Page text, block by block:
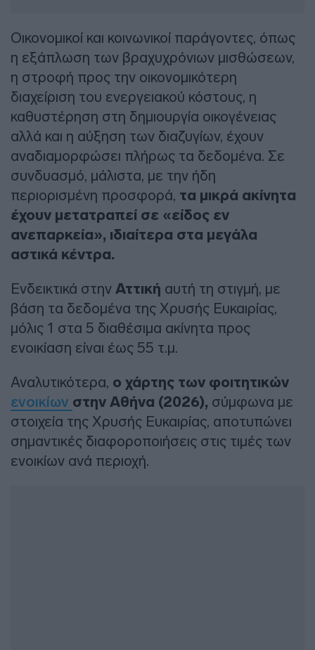
Οικονομικοί και κοινωνικοί παράγοντες, όπως
η εξάπλωση των βραχυχρόνιων μισθώσεων,
η στροφή προς την οικονομικότερη
διαχείριση του ενεργειακού κόστους, η
καθυστέρηση στη δημιουργία οικογένειας
αλλά και η αύξηση των διαζυγίων, έχουν
αναδιαμορφώσει πλήρως τα δεδομένα. Σε
συνδυασμό, μάλιστα, με την ήδη
περιορισμένη προσφορά, τα μικρά ακίνητα
έχουν μετατραπεί σε «είδος εν
ανεπαρκεία», ιδιαίτερα στα μεγάλα
αστικά κέντρα.
Ενδεικτικά στην Αττική αυτή τη στιγμή, με
βάση τα δεδομένα της Χρυσής Ευκαιρίας,
μόλις 1 στα 5 διαθέσιμα ακίνητα προς
ενοικίαση είναι έως 55 τ.μ.
Αναλυτικότερα, ο χάρτης των φοιτητικών
ενοικίων στην Αθήνα (2026), σύμφωνα με
στοιχεία της Χρυσής Ευκαιρίας, αποτυπώνει
σημαντικές διαφοροποιήσεις στις τιμές των
ενοικίων ανά περιοχή.